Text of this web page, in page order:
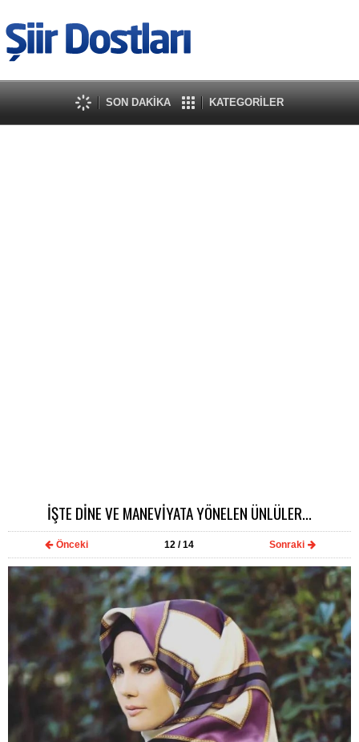
SON DAKİKA KATEGORİLER
İŞTE DİNE VE MANEVİYATA YÖNELEN ÜNLÜLER...
Önceki 12 / 14 Sonraki